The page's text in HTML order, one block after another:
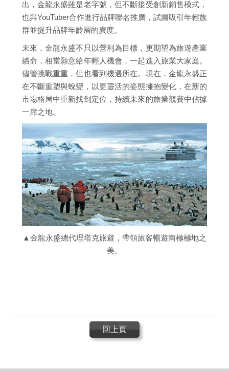
出，金龍永盛雖是老字號，但不斷接受創新銷售模式，
也與YouTuber合作進行品牌聯名推廣，試圖吸引年輕族
群並提升品牌年齡層的廣度。
未來，金龍永盛不只以營利為目標，更期望為旅遊產業
續命，相當願意給年輕人機會，一起進入旅業大家庭。
儘管挑戰重重，但也看到機遇所在。現在，金龍永盛正
在不斷重塑與蛻變，以更靈活的姿態擁抱變化，在新的
市場格局中重新找到定位，持續未來的旅業競賽中佔據
一席之地。
▲金龍永盛總代理塔克旅遊，帶領旅客暢遊南極極地之
美。
回上頁